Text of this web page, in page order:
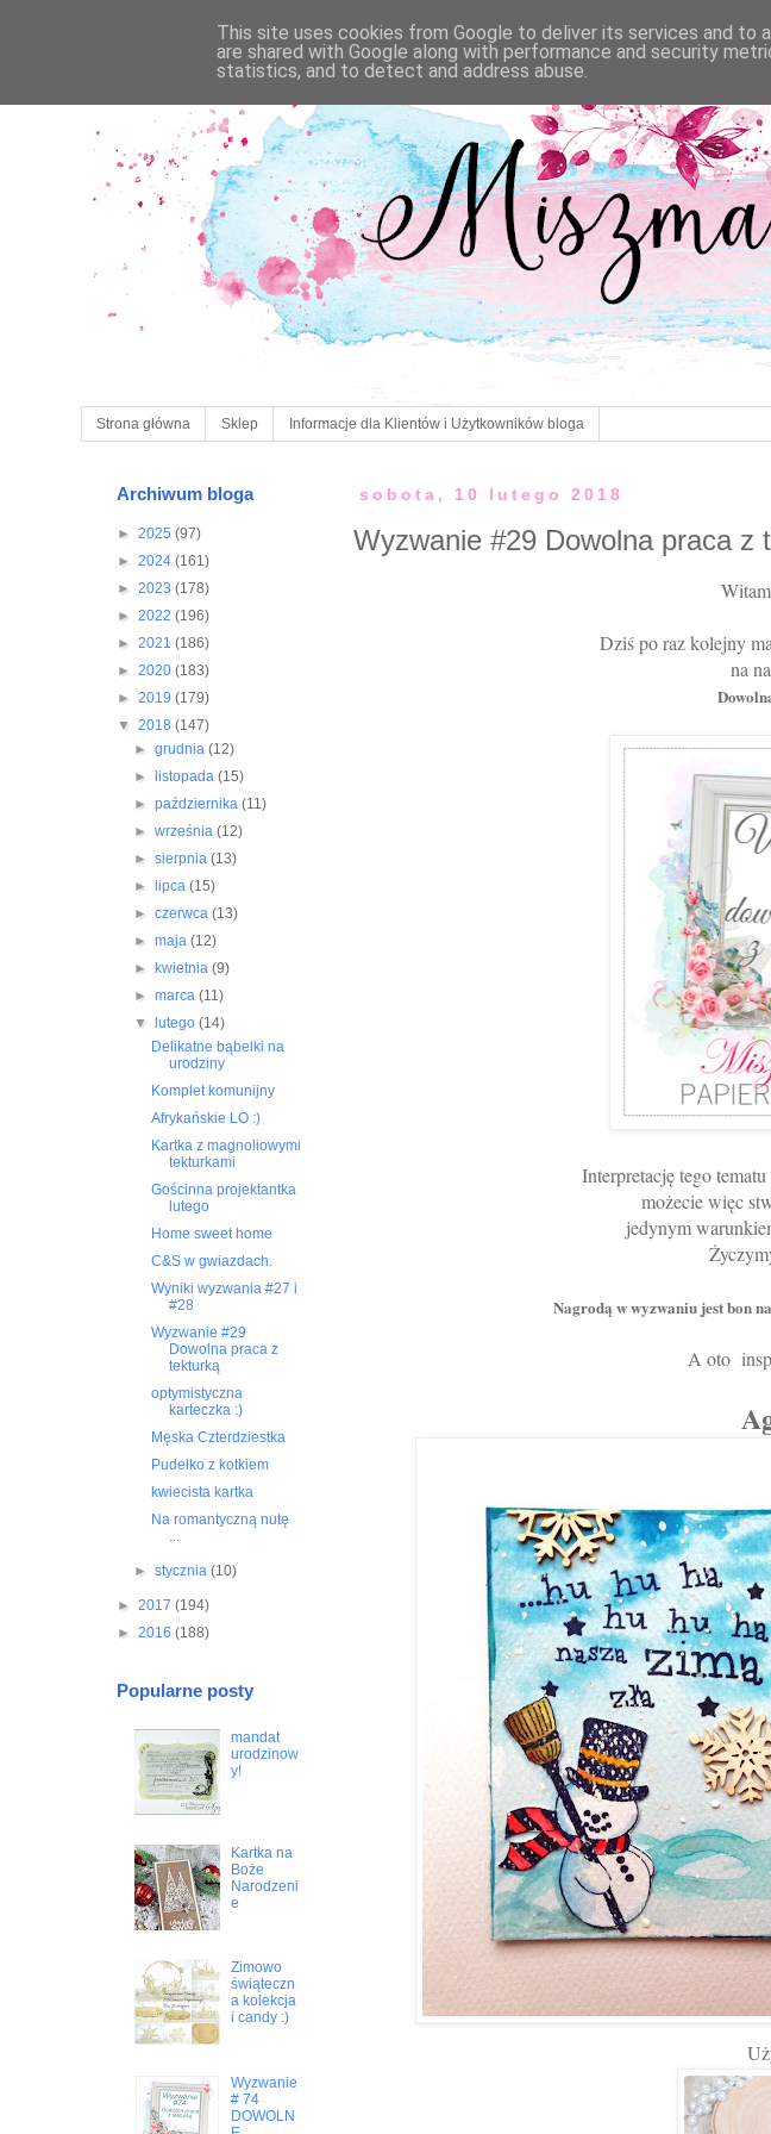
Strona główna Sklep Informacje dla Klientów i Użytkowników bloga
sobota, 10 lutego 2018
Wyzwanie #29 Dowolna praca z
Dziś po raz kolejny
na
Interpretację tego
możecie więc
jedynym
Nagrodą w wyzwaniu jest bon
A oto
Archiwum bloga
► 2025 (97)
► 2024 (161)
► 2023 (178)
► 2022 (196)
► 2021 (186)
► 2020 (183)
► 2019 (179)
▼ 2018 (147)
► grudnia (12)
►
listopada (15)
► października (11)
► września (12)
► sierpnia (13)
►
lipca (15)
► czerwca (13)
► maja (12)
►
kwietnia (9)
► marca (11)
▼
lutego (14)
Delikatne bąbelki na
urodziny
Komplet komunijny
Afrykańskie LO :)
Kartka z magnoliowymi
tekturkami
Gościnna projektantka
lutego
Home sweet home
C&S w gwiazdach.
Wyniki wyzwania #27 i
#28
Wyzwanie #29
Dowolna praca z
tekturką
optymistyczna
karteczka :)
Męska Czterdziestka
Pudełko z kotkiem
kwiecista kartka
Na romantyczną nutę
...
► stycznia (10)
► 2017 (194)
► 2016 (188)
Popularne posty
mandat
urodzinow
y!
Kartka na
Boże
Narodzeni
e
Zimowo
świąteczn
a kolekcja
i candy :)
Wyzwanie
# 74
DOWOLN
This site uses cookies from Google to deliver its services and to
are shared with Google along with performance and security
statistics, and to detect and address abuse.